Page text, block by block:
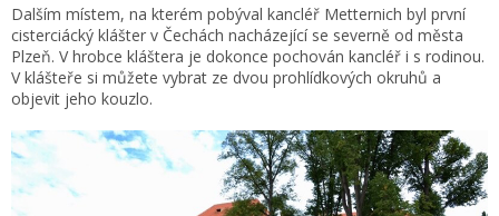
Dalším místem, na kterém pobýval kancléř Metternich byl první
cisterciácký klášter v Čechách nacházející se severně od města
Plzeň. V hrobce kláštera je dokonce pochován kancléř i s rodinou.
V klášteře si můžete vybrat ze dvou prohlídkových okruhů a
objevit jeho kouzlo.